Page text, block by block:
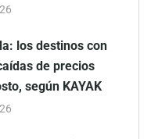
los destinos con
de precios
según KAYAK